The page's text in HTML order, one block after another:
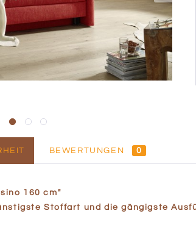
BEWERTUNGEN 0
160 cm"
Stoffart und die gängigste